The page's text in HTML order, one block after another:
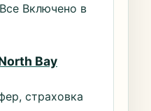
Включено в
Bay
страховка